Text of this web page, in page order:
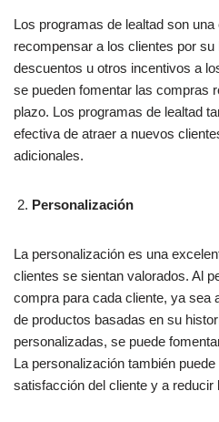
Los programas de lealtad son
recompensar a los clientes por su
descuentos u otros incentivos a
se pueden fomentar las compras
plazo. Los programas de lealtad
efectiva de atraer a nuevos
adicionales.
Personalización
La personalización es una
clientes se sientan valorados. Al
compra para cada cliente, ya sea
de productos basadas en su
personalizadas, se puede
La personalización también
satisfacción del cliente y a reducir